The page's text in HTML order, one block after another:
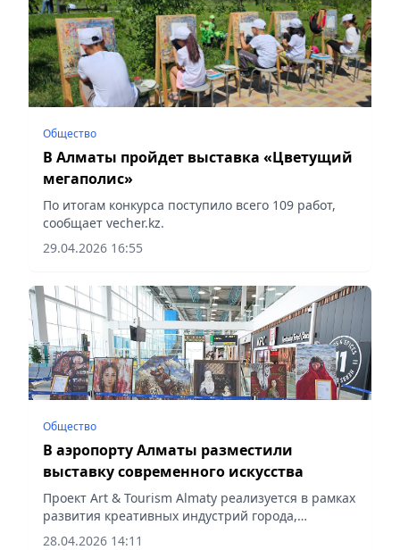
Общество
В Алматы пройдет выставка «Цветущий
мегаполис»
По итогам конкурса поступило всего 109 работ,
сообщает vecher.kz.
29.04.2026 16:55
Общество
В аэропорту Алматы разместили
выставку современного искусства
Проект Art & Tourism Almaty реализуется в рамках
развития креативных индустрий города,
сообщает vecher.kz.
28.04.2026 14:11